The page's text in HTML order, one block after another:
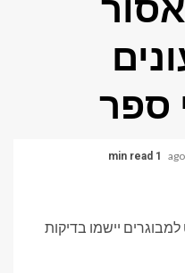
ספר
1 min read
יישמו בדיקות